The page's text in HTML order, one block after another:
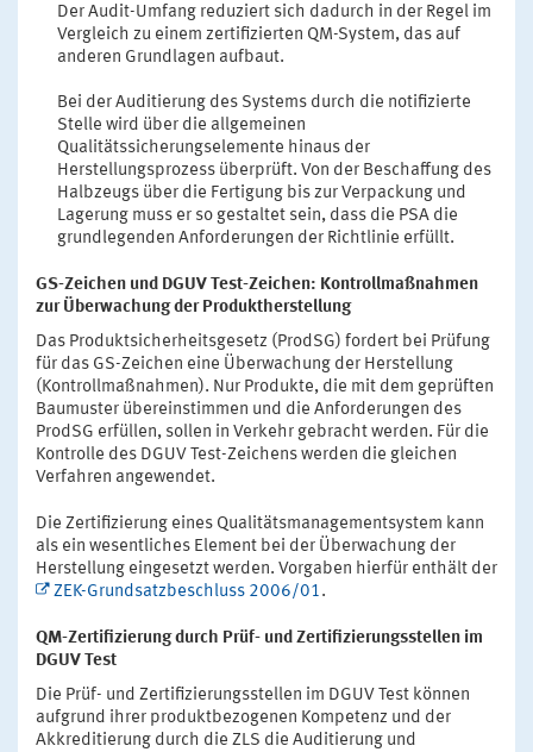
Der Audit-Umfang reduziert sich dadurch in der Regel im
Vergleich zu einem zertifizierten QM-System, das auf
anderen Grundlagen aufbaut.
Bei der Auditierung des Systems durch die notifizierte
Stelle wird über die allgemeinen
Qualitätssicherungselemente hinaus der
Herstellungsprozess überprüft. Von der Beschaffung des
Halbzeugs über die Fertigung bis zur Verpackung und
Lagerung muss er so gestaltet sein, dass die PSA die
grundlegenden Anforderungen der Richtlinie erfüllt.
GS-Zeichen und DGUV Test-Zeichen: Kontrollmaßnahmen
zur Überwachung der Produktherstellung
Das Produktsicherheitsgesetz (ProdSG) fordert bei Prüfung
für das GS-Zeichen eine Überwachung der Herstellung
(Kontrollmaßnahmen). Nur Produkte, die mit dem geprüften
Baumuster übereinstimmen und die Anforderungen des
ProdSG erfüllen, sollen in Verkehr gebracht werden. Für die
Kontrolle des DGUV Test-Zeichens werden die gleichen
Verfahren angewendet.
Die Zertifizierung eines Qualitätsmanagementsystem kann
als ein wesentliches Element bei der Überwachung der
Herstellung eingesetzt werden. Vorgaben hierfür enthält der
ZEK-Grundsatzbeschluss 2006/01 .
QM-Zertifizierung durch Prüf- und Zertifizierungsstellen im
DGUV Test
Die Prüf- und Zertifizierungsstellen im DGUV Test können
aufgrund ihrer produktbezogenen Kompetenz und der
Akkreditierung durch die ZLS die Auditierung und